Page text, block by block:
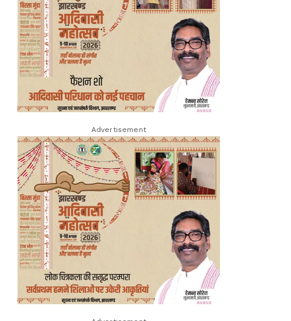
Advertisement